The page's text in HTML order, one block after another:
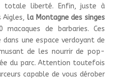
totale liberté. Enfin, juste à
Aigles,la Montagne des singes
de barbaries. Ces
une espace verdoyant de
de les nourrir de pop-
du parc. Attention toutefois
capable de vous dérober